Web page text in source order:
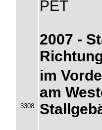
3308
PET
2007 -
im
am